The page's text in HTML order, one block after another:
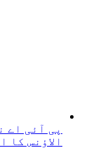
پی آئی اے
الاؤنس کا